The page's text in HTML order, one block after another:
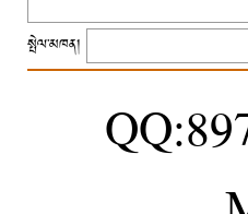
སྤེལ་མཁན།